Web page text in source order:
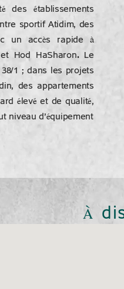
des établissements
sportif Atidim, des
un accès rapide à
Hod HaSharon. Le
1 ; dans les projets
des appartements
élevé et de qualité,
niveau d’équipement
À